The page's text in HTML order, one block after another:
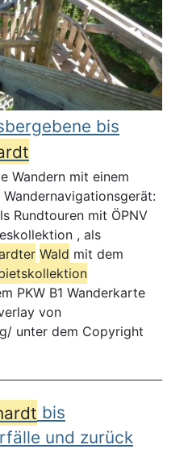
bis
Wandern mit einem
Rundtouren mit ÖPNV
, als
er Wald mit dem
PKW B1 Wanderkarte
von
unter dem Copyright
bis
und zurück